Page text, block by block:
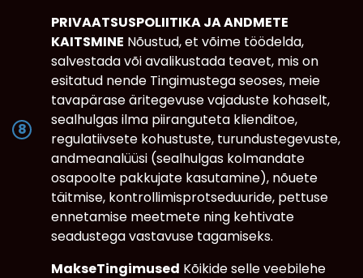
PRIVAATSUSPOLIITIKA JA ANDMETE
KAITSMINE Nõustud, et võime töödelda,
salvestada või avalikustada teavet, mis on
esitatud nende Tingimustega seoses, meie
tavapärase äritegevuse vajaduste kohaselt,
sealhulgas ilma piiranguteta klienditoe,
regulatiivsete kohustuste, turundustegevuste,
andmeanalüüsi (sealhulgas kolmandate
osapoolte pakkujate kasutamine), nõuete
täitmise, kontrollimisprotseduuride, pettuse
ennetamise meetmete ning kehtivate
seadustega vastavuse tagamiseks.
MakseTingimused Kõikide selle veebilehe